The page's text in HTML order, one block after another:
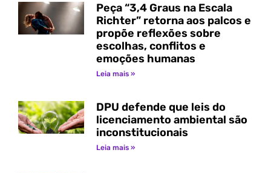
Peça “3,4 Graus na Escala
Richter” retorna aos palcos e
propõe reflexões sobre
escolhas, conflitos e
emoções humanas
Leia mais »
DPU defende que leis do
licenciamento ambiental são
inconstitucionais
Leia mais »